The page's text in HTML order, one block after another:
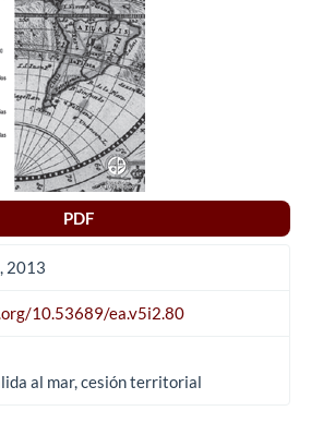
PDF
2013
10.53689/ea.v5i2.80
al mar, cesión territorial